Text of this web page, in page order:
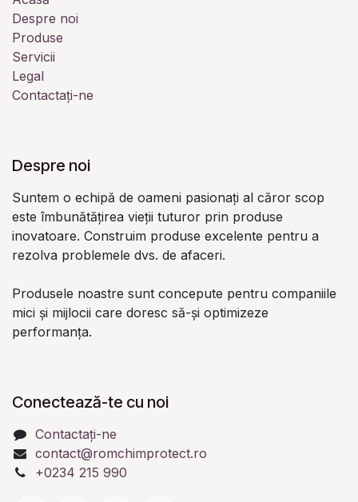
Despre noi
Produse
Servicii
Legal
Contactați-ne
Despre noi
Suntem o echipă de oameni pasionați al căror scop
este îmbunătățirea vieții tuturor prin produse
inovatoare. Construim produse excelente pentru a
rezolva problemele dvs. de afaceri.
Produsele noastre sunt concepute pentru companiile
mici și mijlocii care doresc să-și optimizeze
performanța.
Conectează-te cu noi
Contactați-ne
contact@romchimprotect.ro
+0234 215 990